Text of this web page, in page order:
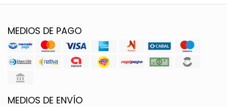
MEDIOS DE PAGO
MEDIOS DE ENVÍO